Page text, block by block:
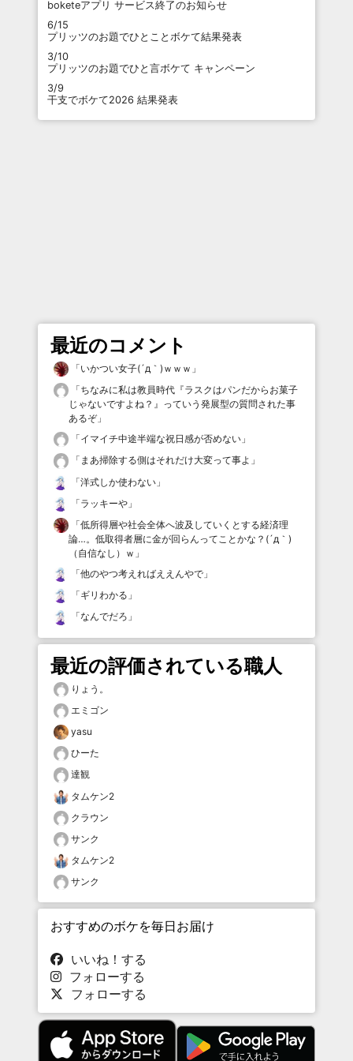
boketeアプリ サービス終了のお知らせ
6/15
プリッツのお題でひとことボケて結果発表
3/10
プリッツのお題でひと言ボケて キャンペーン
3/9
干支でボケて2026 結果発表
最近のコメント
「いかつい女子(´д｀)ｗｗｗ 」
「ちなみに私は教員時代『ラスクはパンだからお菓子
じゃないですよね？』っていう発展型の質問された事
あるぞ」
「イマイチ中途半端な祝日感が否めない 」
「 まあ掃除する側はそれだけ大変って事よ 」
「洋式しか使わない 」
「ラッキーや 」
「低所得層や社会全体へ波及していくとする経済理
論…。低取得者層に金が回らんってことかな？(´д｀)
（自信なし）ｗ 」
「他のやつ考えればええんやで 」
「ギリわかる 」
「なんでだろ 」
最近の評価されている職人
りょう。
エミゴン
yasu
ひーた
達観
タムケン2
クラウン
サンク
タムケン2
サンク
おすすめのボケを毎日お届け
いいね！する
フォローする
フォローする